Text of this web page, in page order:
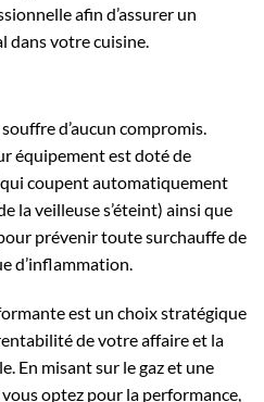
afin d’assurer un
dans votre cuisine.
d’aucun compromis.
équipement est doté de
coupent automatiquement
la veilleuse s’éteint) ainsi que
prévenir toute surchauffe de
d’inflammation.
est un choix stratégique
de votre affaire et la
En misant sur le gaz et une
optez pour la performance,